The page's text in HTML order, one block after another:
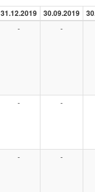
31.12.2019 30.09.2019
- -
- -
- -